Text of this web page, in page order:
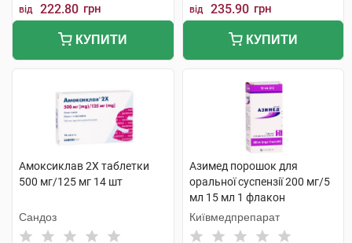
від 222.80 грн
КУПИТИ
від 235.90 грн
КУПИТИ
Амоксиклав 2Х таблетки
500 мг/125 мг 14 шт
Сандоз
Азимед порошок для
оральної суспензії 200 мг/5
мл 15 мл 1 флакон
Київмедпрепарат